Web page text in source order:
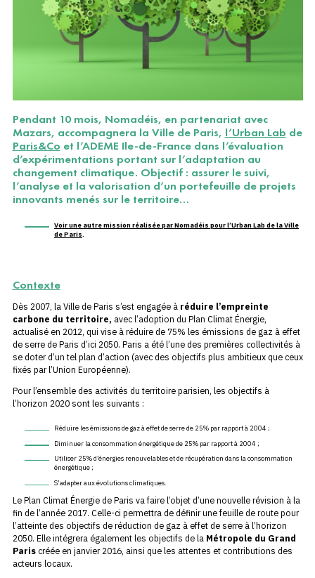
Pendant 10 mois, Nomadéis, en partenariat avec
Mazars, accompagnera la Ville de Paris, l’Urban Lab de
Paris&Co et l’ADEME Ile-de-France dans l’évaluation
d’expérimentations portant sur l’adaptation au
changement climatique. Objectif: assurer le suivi,
l’analyse et la valorisation d’un portefeuille de projets
innovants menés sur le territoire…
Voir une autre mission réalisée par Nomadéis pour l’Urban Lab de la Ville
de Paris.
Contexte
Dès 2007, la Ville de Paris s’est engagée à réduire l’empreinte
carbone du territoire, avec l’adoption du Plan Climat Énergie,
actualisé en 2012, qui vise à réduire de 75% les émissions de gaz à effet
de serre de Paris d’ici 2050. Paris a été l’une des premières collectivités à
se doter d’un tel plan d’action (avec des objectifs plus ambitieux que ceux
fixés par l’Union Européenne).
Pour l’ensemble des activités du territoire parisien, les objectifs à
l’horizon 2020 sont les suivants :
Réduire les émissions de gaz à effet de serre de 25% par rapport à 2004 ;
Diminuer la consommation énergétique de 25% par rapport à 2004 ;
Utiliser 25% d’énergies renouvelables et de récupération dans la consommation
énergétique ;
S’adapter aux évolutions climatiques.
Le Plan Climat Énergie de Paris va faire l’objet d’une nouvelle révision à la
fin de l’année 2017. Celle-ci permettra de définir une feuille de route pour
l’atteinte des objectifs de réduction de gaz à effet de serre à l’horizon
2050. Elle intégrera également les objectifs de la Métropole du Grand
Paris créée en janvier 2016, ainsi que les attentes et contributions des
acteurs locaux.